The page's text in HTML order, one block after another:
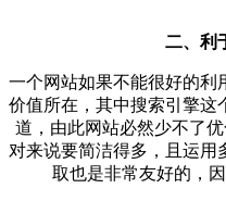
二、利
一个网站如果不能很好的利
价值所在，其中搜索引擎这
道，由此网站必然少不了
对来说要简洁得多，且运用
取也是非常友好的，